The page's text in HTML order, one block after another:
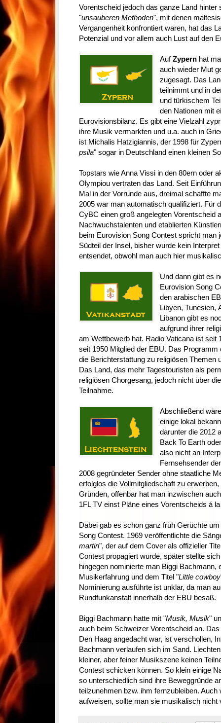
Vorentscheid jedoch das ganze Land hinter
"unsauberen Methoden", mit denen
Vergangenheit konfrontiert waren, hat das
Potenzial und vor allem auch Lust auf den
AufZypern hat
auch wieder Mut
zugesagt. Das
teilnimmt und in
und türkischem
den Nationen mit
Eurovisionsbilanz. Es gibt eine Vielzahl
ihre Musik vermarkten und u.a. auch in
ist Michalis Hatzigiannis, der 1998 für
psila" sogar in Deutschland einen kleinen
Topstars wie Anna Vissi in den 80ern oder
Olympiou vertraten das Land. Seit
Mal in der Vorrunde aus, dreimal schaffte
2005 war man automatisch qualifiziert. Für
CyBC einen groß angelegten Vorentscheid
Nachwuchstalenten und etablierten
beim Eurovision Song Contest spricht man
Südteil der Insel, bisher wurde kein
entsendet, obwohl man auch hier
Und dann gibt es
Eurovision Song
den arabischen
Libyen, Tunesien,
Libanon gibt es
aufgrund ihrer
am Wettbewerb hat. Radio Vaticana ist seit
seit 1950 Mitglied der EBU. Das
die Berichterstattung zu religiösen Themen
Das Land, das mehr Tagestouristen als
religiösen Chorgesang, jedoch nicht über
Teilnahme.
Abschließend
einige lokal
darunter die 2012
Back To Earth
also nicht an
Fernsehsender
2008 gegründeter Sender ohne staatliche
erfolglos die Vollmitgliedschaft zu
Gründen, offenbar hat man inzwischen
1FL TV einst Pläne eines Vorentscheids á
Dabei gab es schon ganz früh Gerüchte
Song Contest. 1969 veröffentlichte die
martin", der auf dem Cover als offizieller
Contest propagiert wurde, später stellte
hingegen nominierte man Biggi Bachmann,
Musikerfahrung und dem Titel "Little cowboy
Nominierung ausführte ist unklar, da man
Rundfunkanstalt innerhalb der EBU besaß.
Biggi Bachmann hatte mit "Musik, Musik"
auch beim Schweizer Vorentscheid an.
Den Haag angedacht war, ist verschollen,
Bachmann verlaufen sich im Sand.
kleiner, aber feiner Musikszene keinen
Contest schicken können. So klein einige
so unterschiedlich sind ihre Beweggründe
teilzunehmen bzw. ihm fernzubleiben.
aufweisen, sollte man sie musikalisch nicht